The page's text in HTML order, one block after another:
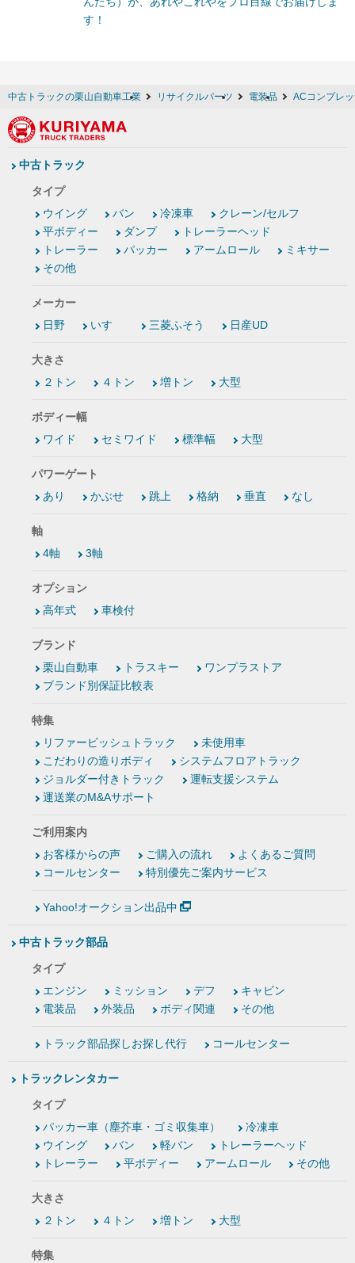
す！
中古トラックの栗山自動車工業 リサイクルパーツ 電装品 ACコンプレ
中古トラック
タイプ
ウイング
バン 冷凍車
クレーン/セルフ
平ボディー
ダンプ
トレーラーヘッド
トレーラー
パッカー アームロール
ミキサー
その他
メーカー
日野
いすゞ 三菱ふそう 日産UD
大きさ
２トン
４トン 増トン 大型
ボディー幅
ワイド
セミワイド 標準幅 大型
パワーゲート
あり
かぶせ 跳上 格納 垂直 なし
軸
4軸
3軸
オプション
高年式
車検付
ブランド
栗山自動車
トラスキー
ワンプラストア
ブランド別保証比較表
特集
リファービッシュトラック
未使用車
こだわりの造りボディ
システムフロアトラック
ジョルダー付きトラック
運転支援システム
運送業のM&Aサポート
ご利用案内
お客様からの声
ご購入の流れ
よくあるご質問
コールセンター
特別優先ご案内サービス
Yahoo!オークション出品中
中古トラック部品
タイプ
エンジン
ミッション デフ
キャビン
電装品
外装品 ボディ関連 その他
トラック部品探しお探し代行 コールセンター
トラックレンタカー
タイプ
パッカー車（塵芥車・ゴミ収集車）
冷凍車
ウイング
バン 軽バン
トレーラーヘッド
トレーラー
平ボディー アームロール その他
大きさ
２トン
４トン 増トン 大型
特集